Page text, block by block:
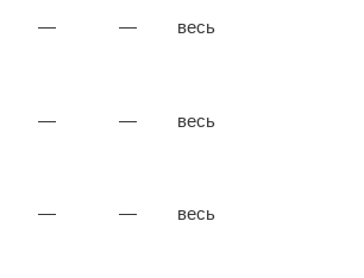
— — весь
— — весь
— — весь